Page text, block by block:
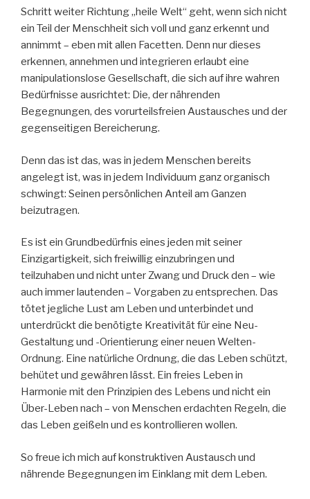
Schritt weiter Richtung „heile Welt“ geht, wenn sich nicht
ein Teil der Menschheit sich voll und ganz erkennt und
annimmt – eben mit allen Facetten. Denn nur dieses
erkennen, annehmen und integrieren erlaubt eine
manipulationslose Gesellschaft, die sich auf ihre wahren
Bedürfnisse ausrichtet: Die, der nährenden
Begegnungen, des vorurteilsfreien Austausches und der
gegenseitigen Bereicherung.
Denn das ist das, was in jedem Menschen bereits
angelegt ist, was in jedem Individuum ganz organisch
schwingt: Seinen persönlichen Anteil am Ganzen
beizutragen.
Es ist ein Grundbedürfnis eines jeden mit seiner
Einzigartigkeit, sich freiwillig einzubringen und
teilzuhaben und nicht unter Zwang und Druck den – wie
auch immer lautenden – Vorgaben zu entsprechen. Das
tötet jegliche Lust am Leben und unterbindet und
unterdrückt die benötigte Kreativität für eine Neu-
Gestaltung und -Orientierung einer neuen Welten-
Ordnung. Eine natürliche Ordnung, die das Leben schützt,
behütet und gewähren lässt. Ein freies Leben in
Harmonie mit den Prinzipien des Lebens und nicht ein
Über-Leben nach – von Menschen erdachten Regeln, die
das Leben geißeln und es kontrollieren wollen.
So freue ich mich auf konstruktiven Austausch und
nährende Begegnungen im Einklang mit dem Leben.